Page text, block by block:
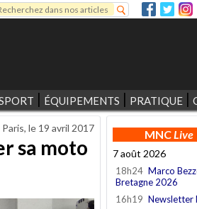
de recherche
ÉQUIPEMENTS PRATIQUE
Paris, le 19 avril 2017
sa moto
MNCLive
7 août 2026
18h24 Marco
Bretagne 2026
16h19 Newsletter